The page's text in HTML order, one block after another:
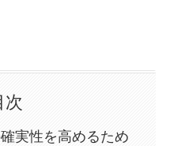
次
実性を高めるため